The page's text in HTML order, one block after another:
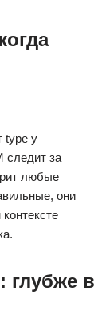
type у
следит за
любые
они
глубже в